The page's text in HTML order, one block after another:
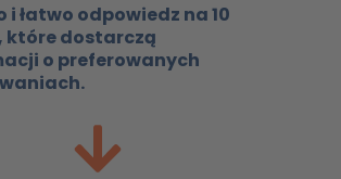
i łatwo odpowiedz na 10
które dostarczą
o preferowanych